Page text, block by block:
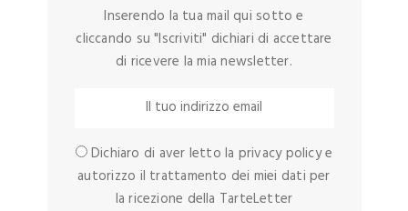
Inserendo la tua mail qui sotto e
cliccando su "Iscriviti" dichiari di accettare
di ricevere la mia newsletter.
Dichiaro di aver letto la privacy policy e
autorizzo il trattamento dei miei dati per
la ricezione della TarteLetter